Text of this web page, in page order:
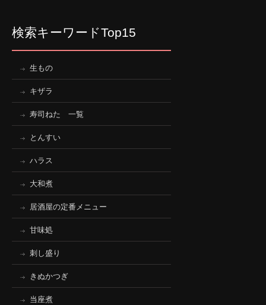
検索キーワードTop15
生もの
キザラ
寿司ねた 一覧
とんすい
ハラス
大和煮
居酒屋の定番メニュー
甘味処
刺し盛り
きぬかつぎ
当座煮